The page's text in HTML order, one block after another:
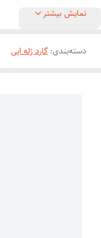
نمایش بیشتر
دسته‌بندی: گارد ژله ایی